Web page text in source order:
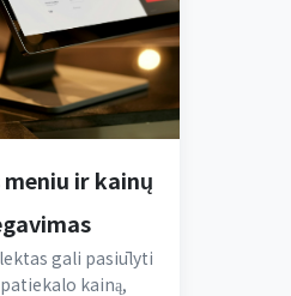
ir kainų
gali pasiūlyti
kainą,